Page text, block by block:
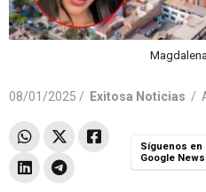
08/01/2025 / Exitosa Noticias /
Síguenos en
Google News